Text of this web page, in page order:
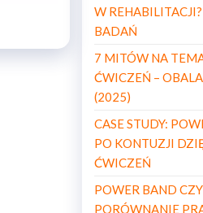
W
BADAŃ
7 MITÓW NA
ĆWICZEŃ –
(2025)
CASE STUDY:
PO KONTUZJI
ĆWICZEŃ
POWER BAND
PORÓWNANIE